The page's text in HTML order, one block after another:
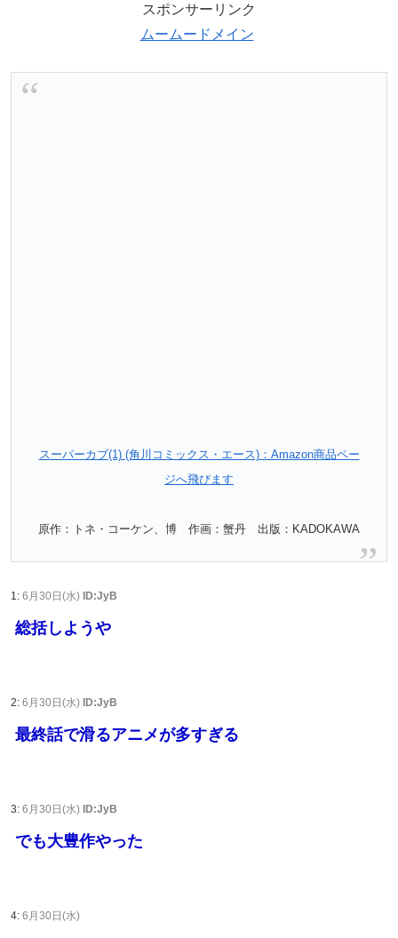
スポンサーリンク
ムームードメイン
スーパーカブ(1) (角川コミックス・エース)：Amazon商品ペー
ジへ飛びます
原作：トネ・コーケン、博 作画：蟹丹 出版：KADOKAWA
1: 6月30日(水) ID:JyB
総括しようや
2: 6月30日(水) ID:JyB
最終話で滑るアニメが多すぎる
3: 6月30日(水) ID:JyB
でも大豊作やった
4: 6月30日(水)